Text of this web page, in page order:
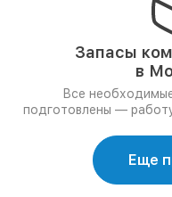
Запасы
в
Все
подготовлены —
Еще